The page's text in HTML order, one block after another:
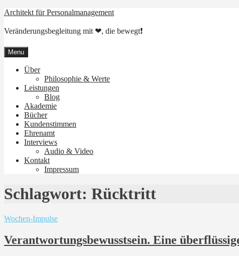
Skip
content
Architekt für Personalmanagement
Veränderungsbegleitung mit ❤, die bewegt❗
Menu
Über
Philosophie & Werte
Leistungen
Blog
Akademie
Bücher
Kundenstimmen
Ehrenamt
Interviews
Audio & Video
Kontakt
Impressum
Schlagwort: Rücktritt
Wochen-Impulse
Verantwortungsbewusstsein. Eine